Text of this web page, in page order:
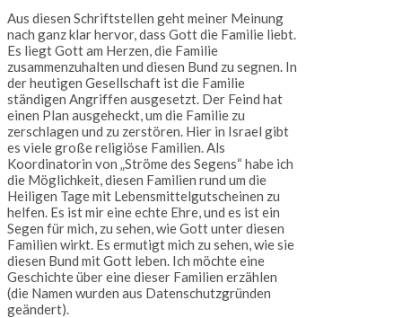
Aus diesen Schriftstellen geht meiner Meinung
nach ganz klar hervor, dass Gott die Familie liebt.
Es liegt Gott am Herzen, die Familie
zusammenzuhalten und diesen Bund zu segnen. In
der heutigen Gesellschaft ist die Familie
ständigen Angriffen ausgesetzt. Der Feind hat
einen Plan ausgeheckt, um die Familie zu
zerschlagen und zu zerstören. Hier in Israel gibt
es viele große religiöse Familien. Als
Koordinatorin von „Ströme des Segens“ habe ich
die Möglichkeit, diesen Familien rund um die
Heiligen Tage mit Lebensmittelgutscheinen zu
helfen. Es ist mir eine echte Ehre, und es ist ein
Segen für mich, zu sehen, wie Gott unter diesen
Familien wirkt. Es ermutigt mich zu sehen, wie sie
diesen Bund mit Gott leben. Ich möchte eine
Geschichte über eine dieser Familien erzählen
(die Namen wurden aus Datenschutzgründen
geändert).